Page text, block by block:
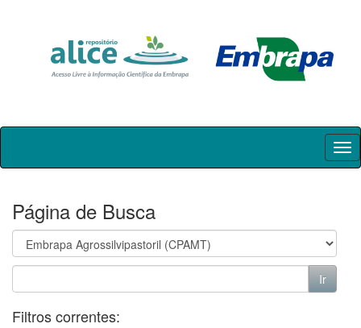
Skip
Página de Busca
Filtros correntes: